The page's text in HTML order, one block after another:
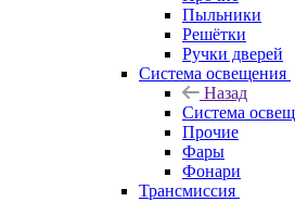
Пыльники
Решётки
Ручки дверей
Система освещения
Назад
Система
Прочие
Фары
Фонари
Трансмиссия